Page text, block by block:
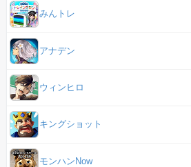
みんトレ
アナデン
ウィンヒロ
キングショット
モンハンNow